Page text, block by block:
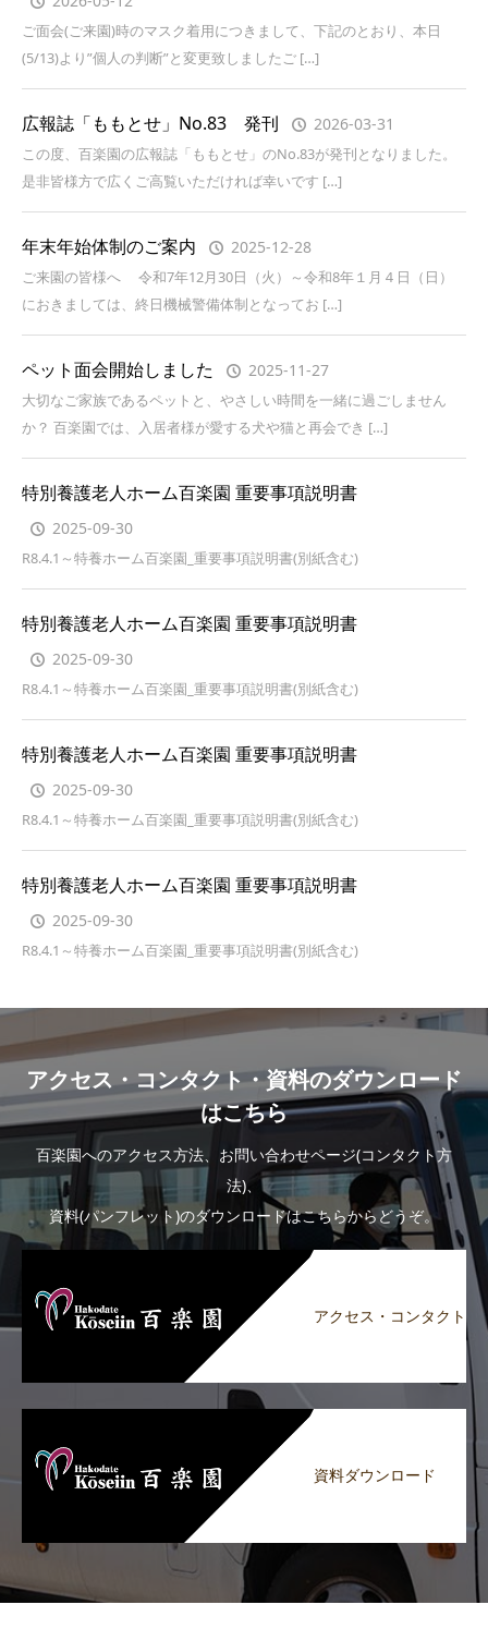
ご面会(ご来園)時のマスク着用につきまして、下記のとおり、本日
(5/13)より”個人の判断”と変更致しましたご […]
広報誌「ももとせ」No.83 発刊 2026-03-31
この度、百楽園の広報誌「ももとせ」のNo.83が発刊となりました。
是非皆様方で広くご高覧いただければ幸いです […]
年末年始体制のご案内 2025-12-28
ご来園の皆様へ 令和7年12月30日（火）～令和8年１月４日（日）
におきましては、終日機械警備体制となってお […]
ペット面会開始しました 2025-11-27
大切なご家族であるペットと、やさしい時間を一緒に過ごしません
か？ 百楽園では、入居者様が愛する犬や猫と再会でき […]
特別養護老人ホーム百楽園 重要事項説明書
2025-09-30
R8.4.1～特養ホーム百楽園_重要事項説明書(別紙含む)
特別養護老人ホーム百楽園 重要事項説明書
2025-09-30
R8.4.1～特養ホーム百楽園_重要事項説明書(別紙含む)
特別養護老人ホーム百楽園 重要事項説明書
2025-09-30
R8.4.1～特養ホーム百楽園_重要事項説明書(別紙含む)
特別養護老人ホーム百楽園 重要事項説明書
2025-09-30
R8.4.1～特養ホーム百楽園_重要事項説明書(別紙含む)
アクセス・コンタクト・資料のダウンロード
はこちら
百楽園へのアクセス方法、お問い合わせページ(コンタクト方
法)、
資料(パンフレット)のダウンロードはこちらからどうぞ。
アクセス・コンタクト
資料ダウンロード